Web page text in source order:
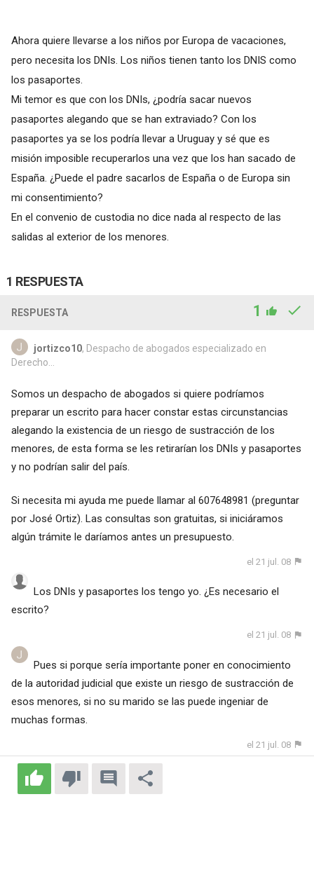
Ahora quiere llevarse a los niños por Europa de vacaciones,
pero necesita los DNIs. Los niños tienen tanto los DNIS como
los pasaportes.
Mi temor es que con los DNIs, ¿podría sacar nuevos
pasaportes alegando que se han extraviado? Con los
pasaportes ya se los podría llevar a Uruguay y sé que es
misión imposible recuperarlos una vez que los han sacado de
España. ¿Puede el padre sacarlos de España o de Europa sin
mi consentimiento?
En el convenio de custodia no dice nada al respecto de las
salidas al exterior de los menores.
1 RESPUESTA
RESPUESTA 1
jortizco10, Despacho de abogados especializado en
Derecho...
Somos un despacho de abogados si quiere podríamos
preparar un escrito para hacer constar estas circunstancias
alegando la existencia de un riesgo de sustracción de los
menores, de esta forma se les retirarían los DNIs y pasaportes
y no podrían salir del país.
Si necesita mi ayuda me puede llamar al 607648981 (preguntar
por José Ortiz). Las consultas son gratuitas, si iniciáramos
algún trámite le daríamos antes un presupuesto.
el 21 jul. 08
Los DNIs y pasaportes los tengo yo. ¿Es necesario el
escrito?
el 21 jul. 08
Pues si porque sería importante poner en conocimiento
de la autoridad judicial que existe un riesgo de sustracción de
esos menores, si no su marido se las puede ingeniar de
muchas formas.
el 21 jul. 08